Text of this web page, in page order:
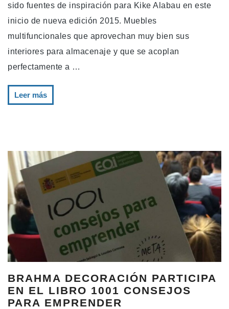
sido fuentes de inspiración para Kike Alabau en este
inicio de nueva edición 2015. Muebles
multifuncionales que aprovechan muy bien sus
interiores para almacenaje y que se acoplan
perfectamente a …
Leer más
BRAHMA DECORACIÓN PARTICIPA
EN EL LIBRO 1001 CONSEJOS
PARA EMPRENDER